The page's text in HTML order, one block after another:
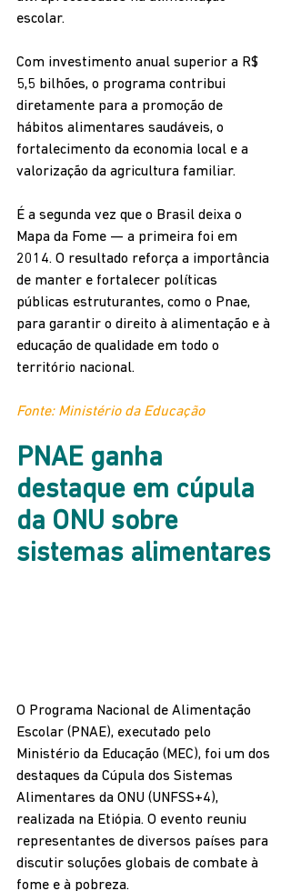
escolar.
Com investimento anual superior a R$
5,5 bilhões, o programa contribui
diretamente para a promoção de
hábitos alimentares saudáveis, o
fortalecimento da economia local e a
valorização da agricultura familiar.
É a segunda vez que o Brasil deixa o
Mapa da Fome — a primeira foi em
2014. O resultado reforça a importância
de manter e fortalecer políticas
públicas estruturantes, como o Pnae,
para garantir o direito à alimentação e à
educação de qualidade em todo o
território nacional.
Fonte: Ministério da Educação
PNAE ganha
destaque em cúpula
da ONU sobre
sistemas alimentares
O Programa Nacional de Alimentação
Escolar (PNAE), executado pelo
Ministério da Educação (MEC), foi um dos
destaques da Cúpula dos Sistemas
Alimentares da ONU (UNFSS+4),
realizada na Etiópia. O evento reuniu
representantes de diversos países para
discutir soluções globais de combate à
fome e à pobreza.